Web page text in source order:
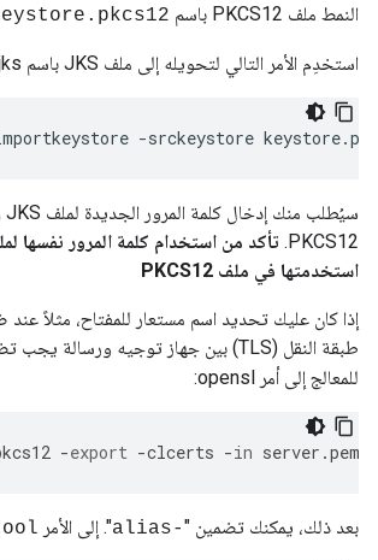
النمط ملف PKCS12 باسم
استخدِم الأمر التالي لتحويله إلى ملف JKS باسم keystore.jks:
-srckeystore keystore.
PKCS12.
استخدمتها في ملف PKCS12
إذا كان عليك تحديد اسم مستعار للمفتاح، مثلاً
طبقة النقل (TLS) بين جهاز توجيه ورسالة يجب تضمين "
للمعالج إلى أمر opensl:
-export -clcerts -in server .pem
بعد ذلك، يمكنك تضمين "-alias ". إلى الأمر